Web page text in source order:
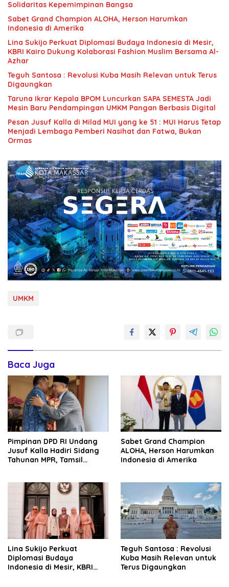
Solidaritas Kepemimpinan Bangsa
Sabet Grand Champion ALOHA, Herson Harumkan
Indonesia di Amerika
Lina Sukijo Perkuat Diplomasi Budaya Indonesia di Mesir,
KBRI Kairo Dukung Kolaborasi Fashion Muslim Bersama Al-
Azhar
Teguh Santosa : Revolusi Kuba Masih Relevan untuk Terus
Digaungkan
Taruna Ikrar Kepala BPOM Luncurkan SAPA SEMESTA Jadi
Mesin Baru Pendampingan UMKM Pangan Berbasis Digital
Pesan Jusuf Kalla di Milad MUI yang ke 51 : MUI Harus Tetap
Menjadi Lembaga Pemberi Nasihat dan Fatwa, Bukan
Ormas
UMKM
Baca Juga
Pimpinan DPD RI Undang
Jusuf Kalla Hadiri Sidang
Tahunan MPR, Tamsil
Kepemimpinan Bangsa
Sabet Grand Champion
ALOHA, Herson Harumkan
Indonesia di Amerika
Lina Sukijo Perkuat
Diplomasi Budaya
Indonesia di Mesir, KBRI
Teguh Santosa : Revolusi
Kuba Masih Relevan untuk
Terus Digaungkan